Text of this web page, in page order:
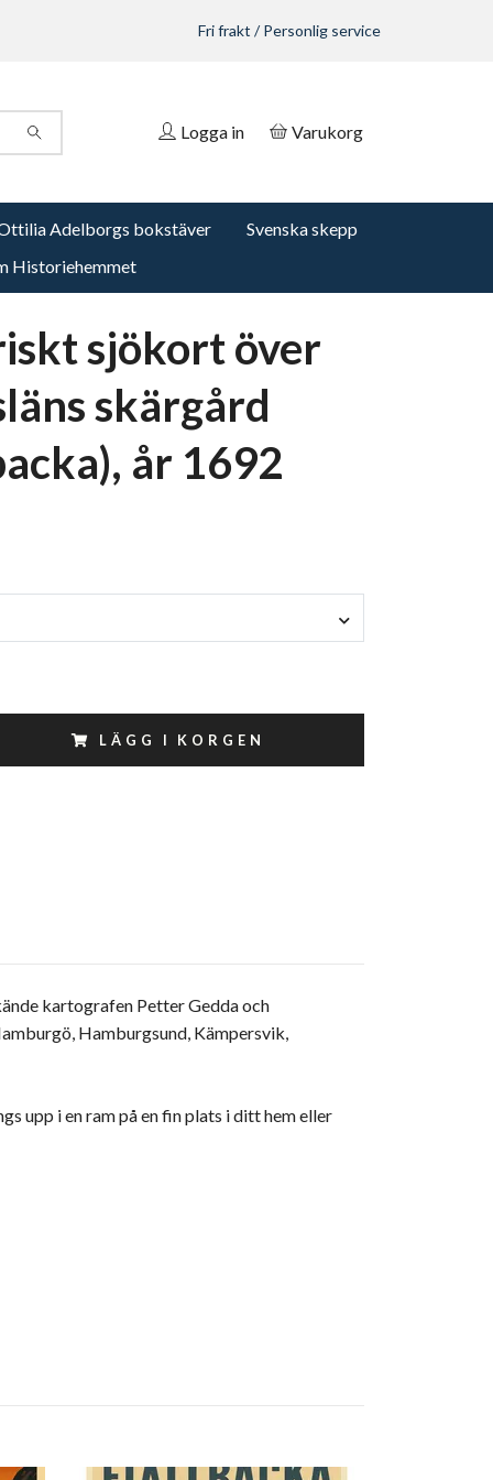
Fri frakt / Personlig service
Logga in Varukorg
Adelborgs bokstäver
Svenska skepp
Historiehemmet
sjökort över
skärgård
år 1692
LÄGG I KORGEN
kartografen Petter Gedda och
Hamburgsund, Kämpersvik,
upp i en ram på en fin plats i ditt hem eller